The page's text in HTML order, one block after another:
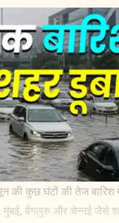
की कुछ घंटों की तेज बारिश
मुंबई, बेंगलुरु और चेन्नई जैसे